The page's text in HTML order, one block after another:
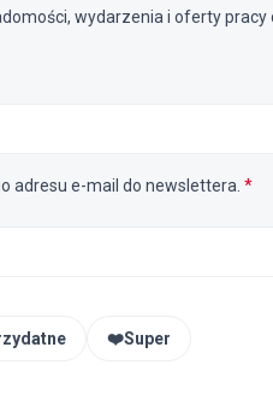
wydarzenia i oferty
adresu e-mail do newslettera. *
❤️Super